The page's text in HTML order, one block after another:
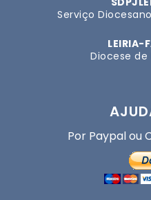
Serviço
LEIRIA-
Diocese
Por Paypal ou